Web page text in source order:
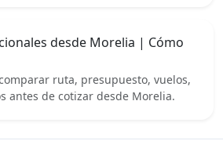
desde Morelia | Cómo
ruta, presupuesto, vuelos,
antes de cotizar desde Morelia.